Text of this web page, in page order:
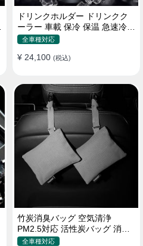
ドリンクホルダー ドリンクク
ーラー 車載 保冷 保温 急速冷却
缶対応
全車種対応
¥ 24,100 (税込)
竹炭消臭バッグ 空気清浄
PM2.5対応 活性炭バッグ 消臭
車用 デオドラント 繰り返し使
全車種対応